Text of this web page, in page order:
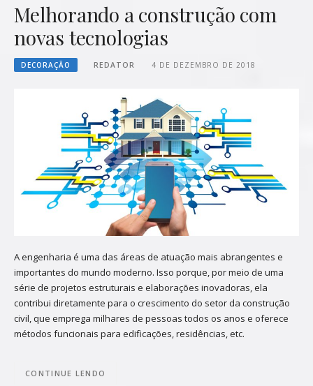
Melhorando a construção com
novas tecnologias
DECORAÇÃO REDATOR 4 DE DEZEMBRO DE 2018
A engenharia é uma das áreas de atuação mais abrangentes e
importantes do mundo moderno. Isso porque, por meio de uma
série de projetos estruturais e elaborações inovadoras, ela
contribui diretamente para o crescimento do setor da construção
civil, que emprega milhares de pessoas todos os anos e oferece
métodos funcionais para edificações, residências, etc.
CONTINUE LENDO